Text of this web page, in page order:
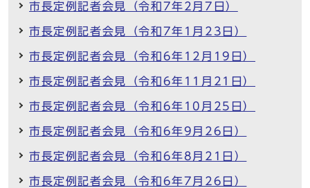
市長定例記者会見（令和7年2月7日）
市長定例記者会見（令和7年1月23日）
市長定例記者会見（令和6年12月19日）
市長定例記者会見（令和6年11月21日）
市長定例記者会見（令和6年10月25日）
市長定例記者会見（令和6年9月26日）
市長定例記者会見（令和6年8月21日）
市長定例記者会見（令和6年7月26日）